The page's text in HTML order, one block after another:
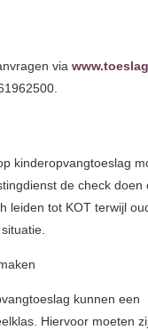
via
kinderopvangtoeslag
de check doen
leiden tot KOT terwijl
kunnen een
Hiervoor moeten